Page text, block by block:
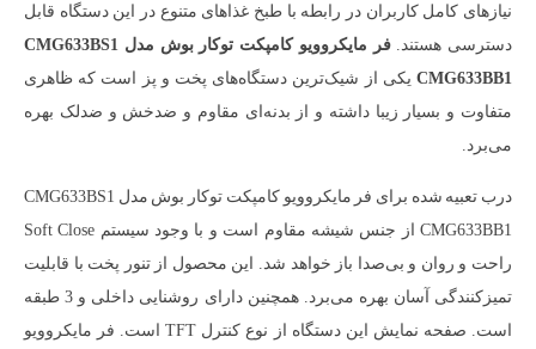
نیازهای کامل کاربران در رابطه با طبخ غذاهای متنوع در این دستگاه قابل
دسترسی هستند.
فر مایکروویو کامپکت توکار بوش مدل CMG633BS1
CMG633BB1 یکی از شیک‌ترین دستگاه‌های پخت و پز است که ظاهری
متفاوت و بسیار زیبا داشته و از بدنه‌ای مقاوم و ضدخش و ضدلک بهره
می‌برد.
درب تعبیه شده برای فر مایکروویو کامپکت توکار بوش مدل CMG633BS1
CMG633BB1 از جنس شیشه مقاوم است و با وجود سیستم Soft Close
راحت و روان و بی‌صدا باز خواهد شد. این محصول از تنور پخت با قابلیت
تمیزکنندگی آسان بهره می‌برد. همچنین دارای روشنایی داخلی و 3 طبقه
است. صفحه نمایش این دستگاه از نوع کنترل TFT است. فر مایکروویو